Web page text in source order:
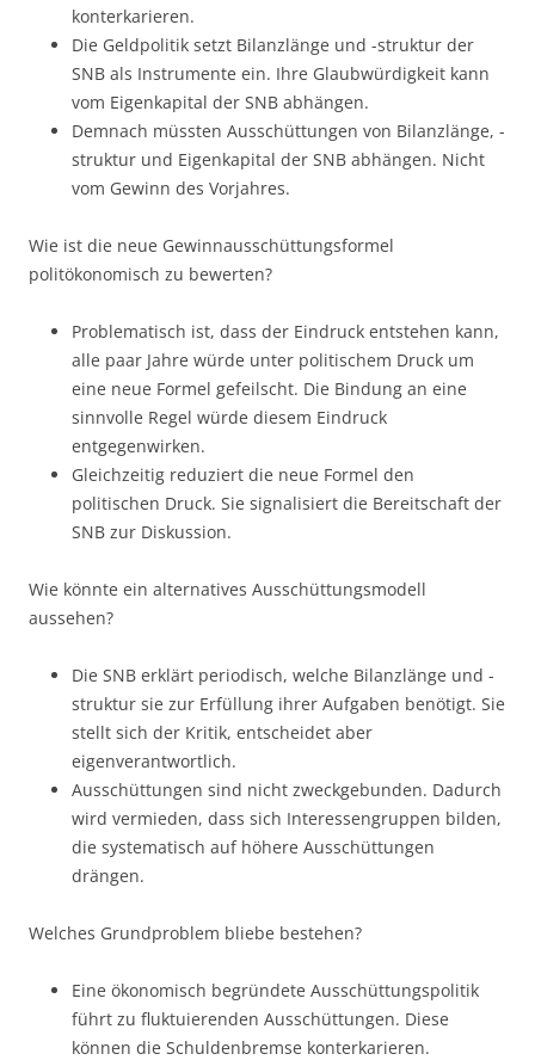
konterkarieren.
Die Geldpolitik setzt Bilanzlänge und -struktur der
SNB als Instrumente ein. Ihre Glaubwürdigkeit kann
vom Eigenkapital der SNB abhängen.
Demnach müssten Ausschüttungen von Bilanzlänge, -
struktur und Eigenkapital der SNB abhängen. Nicht
vom Gewinn des Vorjahres.
Wie ist die neue Gewinnausschüttungsformel
politökonomisch zu bewerten?
Problematisch ist, dass der Eindruck entstehen kann,
alle paar Jahre würde unter politischem Druck um
eine neue Formel gefeilscht. Die Bindung an eine
sinnvolle Regel würde diesem Eindruck
entgegenwirken.
Gleichzeitig reduziert die neue Formel den
politischen Druck. Sie signalisiert die Bereitschaft der
SNB zur Diskussion.
Wie könnte ein alternatives Ausschüttungsmodell
aussehen?
Die SNB erklärt periodisch, welche Bilanzlänge und -
struktur sie zur Erfüllung ihrer Aufgaben benötigt. Sie
stellt sich der Kritik, entscheidet aber
eigenverantwortlich.
Ausschüttungen sind nicht zweckgebunden. Dadurch
wird vermieden, dass sich Interessengruppen bilden,
die systematisch auf höhere Ausschüttungen
drängen.
Welches Grundproblem bliebe bestehen?
Eine ökonomisch begründete Ausschüttungspolitik
führt zu fluktuierenden Ausschüttungen. Diese
können die Schuldenbremse konterkarieren.